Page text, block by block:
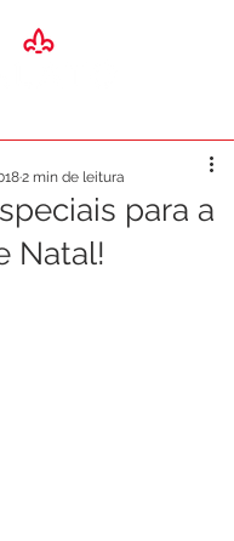
para a
Natal!
2 min de leitura